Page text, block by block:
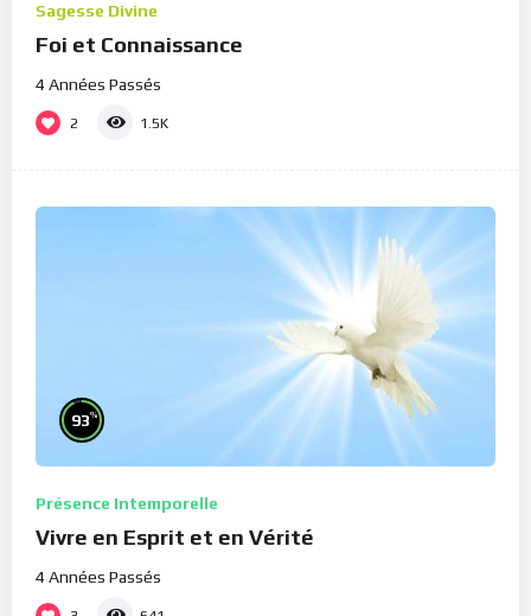
Sagesse Divine
Foi et Connaissance
4 Années Passés
2 1.5K
93%
Présence Intemporelle
Vivre en Esprit et en Vérité
4 Années Passés